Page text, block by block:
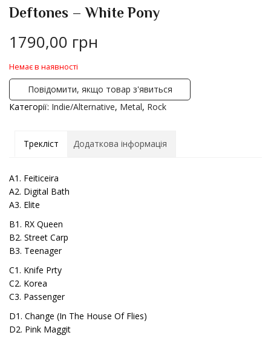
Deftones – White Pony
1790,00 грн
Немає в наявності
Повідомити, якщо товар з'явиться
Категорії: Indie/Alternative, Metal, Rock
Трекліст Додаткова інформація
A1. Feiticeira
A2. Digital Bath
A3. Elite
B1. RX Queen
B2. Street Carp
B3. Teenager
C1. Knife Prty
C2. Korea
C3. Passenger
D1. Change (In The House Of Flies)
D2. Pink Maggit